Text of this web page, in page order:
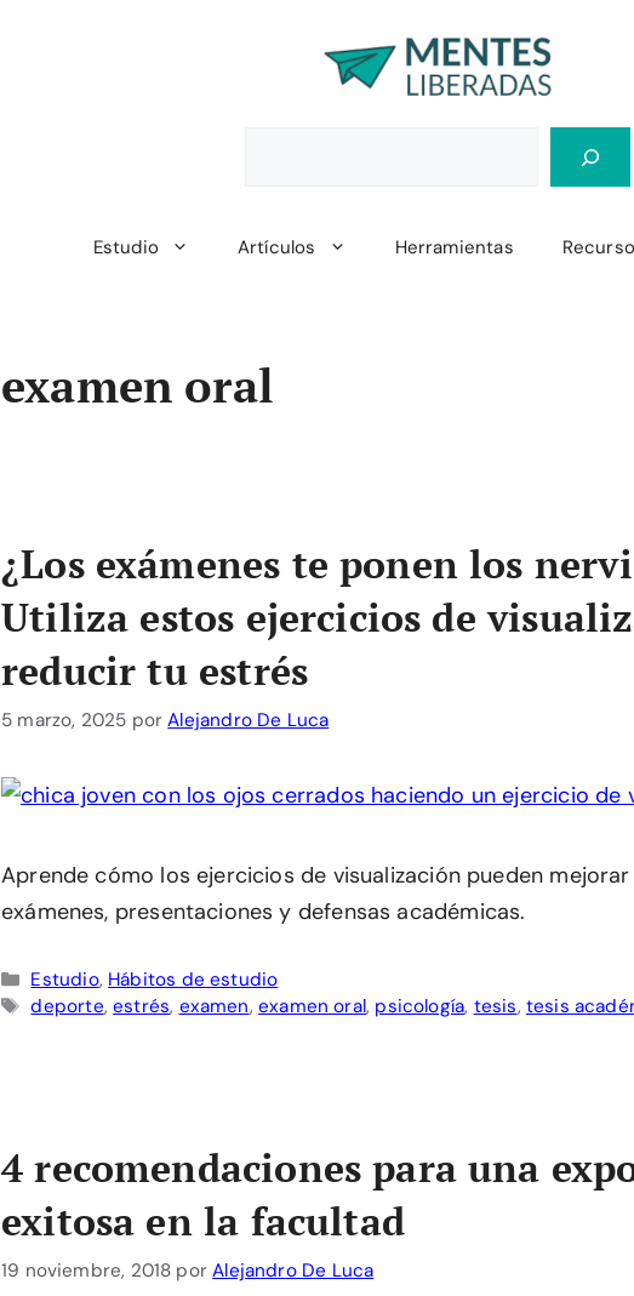
Estudio Artículos Herramientas
examen oral
¿Los exámenes te ponen los
Utiliza estos ejercicios de
reducir tu estrés
5 marzo, 2025 porAlejandro De Luca
Aprende cómo los ejercicios de visualización pueden
exámenes, presentaciones y defensas académicas.
Categorías
Estudio, Hábitos de estudio
Etiquetas
deporte,estrés, examen,examen oral, psicología, tesis, tesis
4 recomendaciones para una
exitosa en la facultad
19 noviembre, 2018 porAlejandro De Luca